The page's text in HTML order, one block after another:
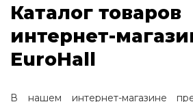
Каталог товаров
интернет-
EuroHall
В нашем интернет-магазине